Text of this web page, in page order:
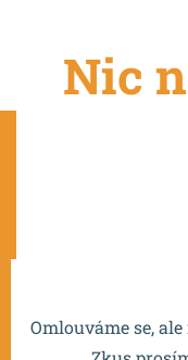
Nic
Omlouváme se,